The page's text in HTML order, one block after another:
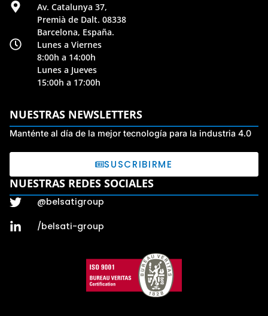
Av. Catalunya 37,
Premià de Dalt. 08338
Barcelona, España.
Lunes a Viernes
8:00h a 14:00h
Lunes a Jueves
15:00h a 17:00h
NUESTRAS NEWSLETTERS
Manténte al día de la mejor tecnología para la industria 4.0
SUSCRIBIRME
NUESTRAS REDES SOCIALES
@belsatigroup
/belsati-group